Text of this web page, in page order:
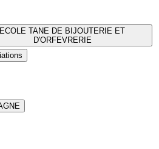
ECOLE TANE DE BIJOUTERIE ET
D'ORFEVRERIE